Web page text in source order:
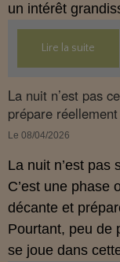
un intérêt
son interaction
Cet article
et conforme à la
Lire la suite
La nuit n’est pas
prépare
Le 08/04/2026
La nuit n’est pas
C’est une phase
décante et
Pourtant, peu de
se joue dans